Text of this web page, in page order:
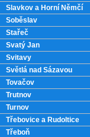
Slavkov a Horní Němčí
Soběslav
Stařeč
Svatý Jan
Svitavy
Světlá nad Sázavou
Tovačov
Trutnov
Turnov
Třebovice a Rudoltice
Třeboň